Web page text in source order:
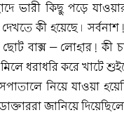
ভারী কিছু পড়ে
কী হয়েছে।
বাক্স – লোহার! কী
ধরাধরি করে খাটে
নিয়ে যাওয়া
জানিয়ে